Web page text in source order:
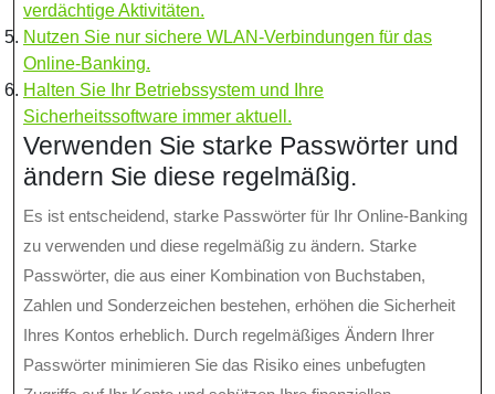
verdächtige Aktivitäten.
Nutzen Sie nur sichere WLAN-Verbindungen für das
Online-Banking.
Halten Sie Ihr Betriebssystem und Ihre
Sicherheitssoftware immer aktuell.
Verwenden Sie starke Passwörter und
ändern Sie diese regelmäßig.
Es ist entscheidend, starke Passwörter für Ihr Online-Banking
zu verwenden und diese regelmäßig zu ändern. Starke
Passwörter, die aus einer Kombination von Buchstaben,
Zahlen und Sonderzeichen bestehen, erhöhen die Sicherheit
Ihres Kontos erheblich. Durch regelmäßiges Ändern Ihrer
Passwörter minimieren Sie das Risiko eines unbefugten